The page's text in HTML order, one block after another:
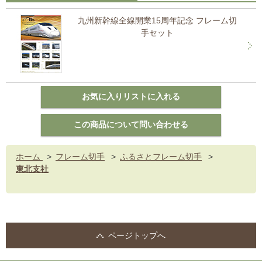
九州新幹線全線開業15周年記念 フレーム切
手セット
ホーム > フレーム切手 > ふるさとフレーム切手
>
東北支社
ページトップへ